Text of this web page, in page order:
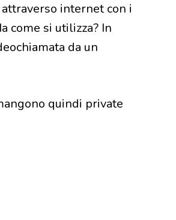
internet con i
come si utilizza? In
da un
quindi private